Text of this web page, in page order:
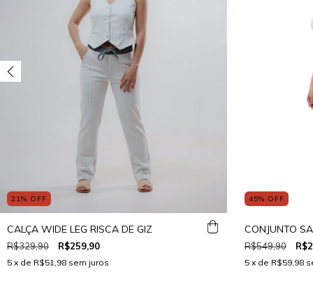
21% OFF
CALÇA WIDE LEG RISCA DE GIZ
R$329,90 R$259,90
5 x de R$51,98 sem juros
45% OFF
CONJUNTO
R$549,90
5 x de R$59,98